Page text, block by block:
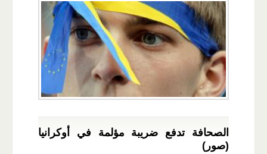
الصحافة تدفع ضريبة مؤلمة في أوكرانيا
(صور)